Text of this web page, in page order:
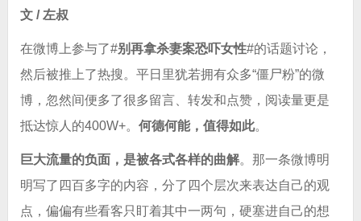
文 / 左叔
在微博上参与了#别再拿杀妻案恐吓女性#的话题讨论，
然后被推上了热搜。平日里犹若拥有众多“僵尸粉”的微
博，忽然间便多了很多留言、转发和点赞，阅读量更是
抵达惊人的400W+。 何德何能，值得如此。
巨大流量的负面，是被各式各样的曲解。那一条微博明
明写了四百多字的内容，分了四个层次来表达自己的观
点，偏偏有些看客只盯着其中一两句，硬塞进自己的想